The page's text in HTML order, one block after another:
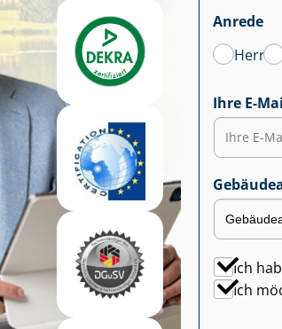
Anrede
Herr
Ihre E-
Ich
Ich